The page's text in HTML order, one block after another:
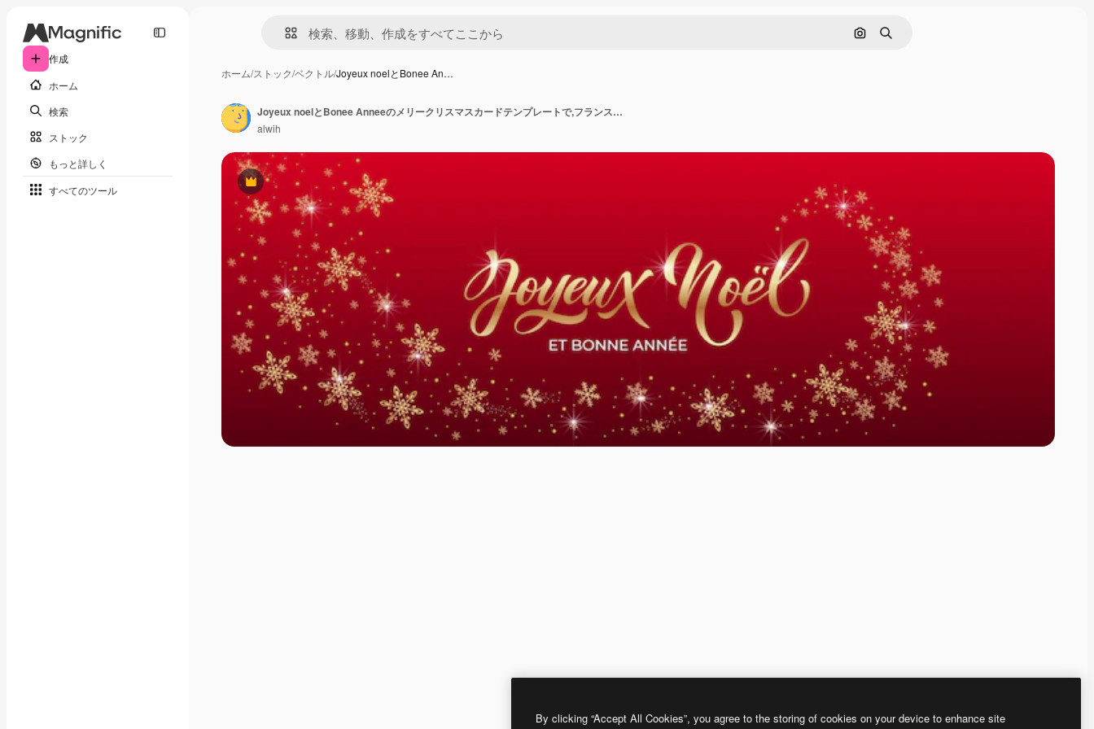
作成
ホーム
検索
ストック
もっと詳しく
すべてのツール
画像で検索
検索
ホーム/ストック/ベクトル/Joyeux noelとBonee An…
Premium
Joyeux noelとBonee Anneeのメリークリスマスカードテンプレートで,フランス語で挨 ⁇ ,手描きの文字,メリークリスマスカードデザインのタイプグラフィックテキストのプレミアムベクトルイラスト
alwih
By clicking “Accept All Cookies”, you agree to the storing of cookies on your device to enhance site